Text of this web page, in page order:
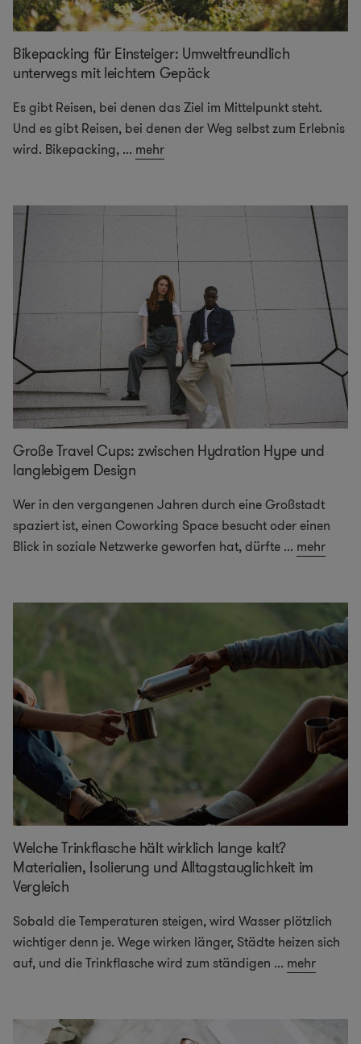
Bikepacking für Einsteiger: Umweltfreundlich
unterwegs mit leichtem Gepäck
Es gibt Reisen, bei denen das Ziel im Mittelpunkt steht.
Und es gibt Reisen, bei denen der Weg selbst zum Erlebnis
wird. Bikepacking, ... mehr
Große Travel Cups: zwischen Hydration Hype und
langlebigem Design
Wer in den vergangenen Jahren durch eine Großstadt
spaziert ist, einen Coworking Space besucht oder einen
Blick in soziale Netzwerke geworfen hat, dürfte ... mehr
Welche Trinkflasche hält wirklich lange kalt?
Materialien, Isolierung und Alltagstauglichkeit im
Vergleich
Sobald die Temperaturen steigen, wird Wasser plötzlich
wichtiger denn je. Wege wirken länger, Städte heizen sich
auf, und die Trinkflasche wird zum ständigen ... mehr